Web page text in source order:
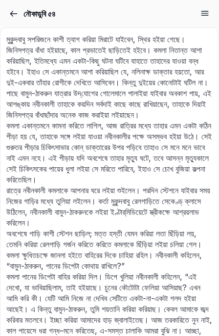
নৌকাডুবি ৫৪
মুকুন্দবাবু সপরিজনে কাশী ত্যাগ করিয়া মিরাটে যাইবেন, স্থির হইয়া গেছে।
জিনিসপত্র বাঁধা হইয়াছে, কাল প্রভাতেই ছাড়িতেই হইবে। কমলা নিতান্ত আশা
করিয়াছিল, ইতিমধ্যে এমন একটা-কিছু ঘটনা ঘটিবে যাহাতে তাহাদের যাওয়া বন্ধ
হইবে। ইহাও সে একান্তমনে আশা করিয়াছিল যে, নলিনাক্ষ ডাক্তার হয়তো, আর
দুই-একবার তাঁহার রোগীকে দেখিতে আসিবেন। কিন্তু দুইয়ের কোনোটাই ঘটিল না।
পাছে বামুন-ঠাকরুন যাত্রার উদ্‌যোগের গোলেমালে পালাইয়া যাইবার অবকাশ পায়, এই
আশঙ্কায় নবীনকালী তাহাকে কয়দিন সর্বদাই কাছে কাছে রাখিয়াছেন, তাহাকে দিয়াই
জিনিসপত্র বাঁধাছাঁদার অনেক কাজ করাইয়া লইয়াছেন।
কমলা একান্তমনে কামনা করিতে লাগিল, আজ রাত্রির মধ্যে তাহার এমন একটা কঠিন
পীড়া হয় যে, তাহাকে সঙ্গে লইয়া যাওয়া নবীনকালীর পক্ষে অসম্ভব হইয়া উঠে। সেই
গুরুতর পীড়ার চিকিৎসাভার কোন্‌ ডাক্তারের উপর পড়িবে তাহাও সে মনে মনে ভাবে
নাই এমন নহে। এই পীড়ায় যদি অবশেষে তাহার মৃত্যু ঘটে, তবে আসন্ন মৃত্যুকালে
সেই চিকিৎসকের পায়ের ধুলা লইয়া সে মরিতে পারিবে, ইহাও সে চোখ বুজিয়া কল্পনা
করিতেছিল।
রাত্রে নবীনকালী কমলাকে আপনার ঘরে লইয়া শুইলেন। পরদিন স্টেশনে যাইবার সময়
নিজের গাড়ির মধ্যে তুলিয়া লইলেন। কর্তা মুকুন্দবাবু রেলগাড়িতে সেকেণ্ড্‌ ক্লাসে
উঠিলেন, নবীনকালী বামুন-ঠাকরুনকে লইয়া ইণ্টার্‌মিডিয়েটে স্ত্রীকক্ষে আশ্রয়লাভ
করিলেন।
অবশেষে গাড়ি কাশী স্টেশন ছাড়িল; মত্ত হস্তী যেমন করিয়া লতা ছিঁড়িয়া লয়,
তেমনি করিয়া রেলগাড়ি গর্জন করিতে করিতে কমলাকে ছিঁড়িয়া লইয়া চলিয়া গেল।
কমলা ক্ষুধিতচক্ষে জানলা হইতে বাহিরের দিকে চাহিয়া রহিল। নবীনকালী কহিলেন,
“বামুন-ঠাকরুন, পানের ডিপেটা কোথায় রাখিলে?”
কমলা পানের ডিপেটা বাহির করিয়া দিল। ডিপে খুলিয়া নবীনকালী কহিলেন, “এই
দেখো, যা ভাবিয়াছিলাম, তাই হইয়াছে। চুনের কৌটোটা ফেলিয়া আসিয়াছ? এখন
আমি করি কী। যেটি আমি নিজে না দেখিব সেটিতে একটা-না-একটা গলদ হইয়া
আছেই। এ কিন্তু বামুন-ঠাকরুন, তুমি শয়তানি করিয়া করিয়াছ। কেবল আমাকে জব্দ
করিবার মতলবে। ইচ্ছা করিয়া আমাদের হাড় জ্বালাইতেছ। আজ তরকারিতে নুন নাই,
কাল পায়েসে ধরা গন্ধ–মনে করিতেছ, এ-সমস্ত চালাকি আমরা বুঝি না। আচ্ছা,
Sign in
Don’t have an account?Sign up
Remember me Lost your password?